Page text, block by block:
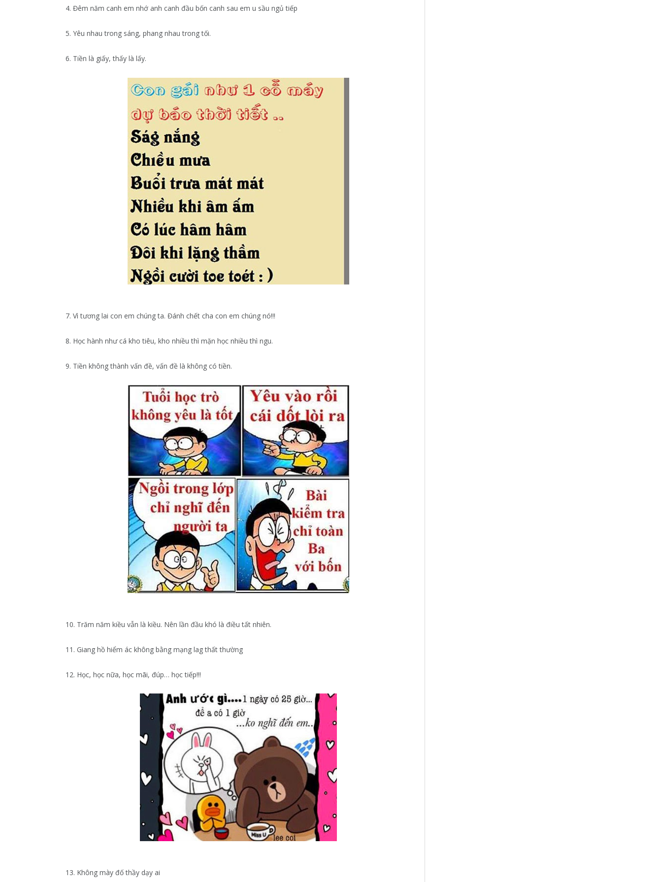
4. Đêm năm canh em nhớ anh canh đầu bốn canh sau em u sầu ngủ tiếp
5. Yêu nhau trong sáng, phang nhau trong tối.
6. Tiền là giấy, thấy là lấy.
7. Vì tương lai con em chúng ta. Đánh chết cha con em chúng nó!!!
8. Học hành như cá kho tiêu, kho nhiều thì mặn học nhiều thì ngu.
9. Tiền không thành vấn đề, vấn đề là không có tiền.
10. Trăm năm kiều vẫn là kiều. Nên lần đầu khó là điều tất nhiên.
11. Giang hồ hiểm ác không bằng mạng lag thất thường
12. Học, học nữa, học mãi, đúp… học tiếp!!!
13. Không mày đố thầy dạy ai